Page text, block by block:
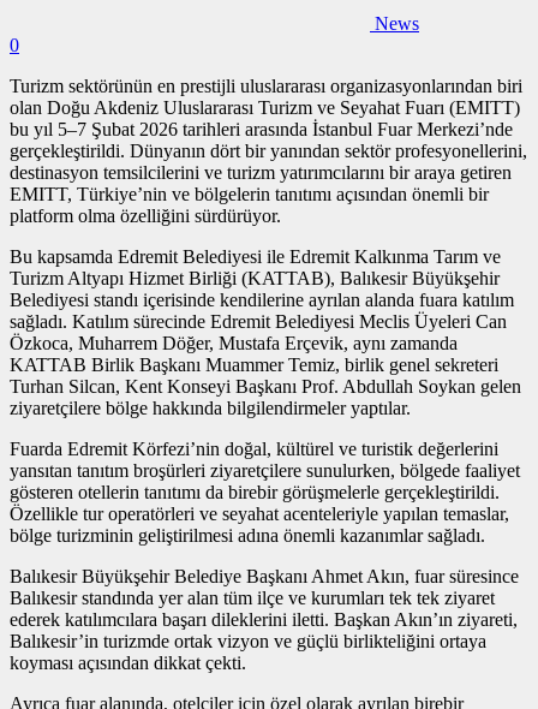
News
0
Turizm sektörünün en prestijli uluslararası organizasyonlarından biri
olan Doğu Akdeniz Uluslararası Turizm ve Seyahat Fuarı (EMITT)
bu yıl 5–7 Şubat 2026 tarihleri arasında İstanbul Fuar Merkezi’nde
gerçekleştirildi. Dünyanın dört bir yanından sektör profesyonellerini,
destinasyon temsilcilerini ve turizm yatırımcılarını bir araya getiren
EMITT, Türkiye’nin ve bölgelerin tanıtımı açısından önemli bir
platform olma özelliğini sürdürüyor.
Bu kapsamda Edremit Belediyesi ile Edremit Kalkınma Tarım ve
Turizm Altyapı Hizmet Birliği (KATTAB), Balıkesir Büyükşehir
Belediyesi standı içerisinde kendilerine ayrılan alanda fuara katılım
sağladı. Katılım sürecinde Edremit Belediyesi Meclis Üyeleri Can
Özkoca, Muharrem Döğer, Mustafa Erçevik, aynı zamanda
KATTAB Birlik Başkanı Muammer Temiz, birlik genel sekreteri
Turhan Silcan, Kent Konseyi Başkanı Prof. Abdullah Soykan gelen
ziyaretçilere bölge hakkında bilgilendirmeler yaptılar.
Fuarda Edremit Körfezi’nin doğal, kültürel ve turistik değerlerini
yansıtan tanıtım broşürleri ziyaretçilere sunulurken, bölgede faaliyet
gösteren otellerin tanıtımı da birebir görüşmelerle gerçekleştirildi.
Özellikle tur operatörleri ve seyahat acenteleriyle yapılan temaslar,
bölge turizminin geliştirilmesi adına önemli kazanımlar sağladı.
Balıkesir Büyükşehir Belediye Başkanı Ahmet Akın, fuar süresince
Balıkesir standında yer alan tüm ilçe ve kurumları tek tek ziyaret
ederek katılımcılara başarı dileklerini iletti. Başkan Akın’ın ziyareti,
Balıkesir’in turizmde ortak vizyon ve güçlü birlikteliğini ortaya
koyması açısından dikkat çekti.
Ayrıca fuar alanında, otelciler için özel olarak ayrılan birebir